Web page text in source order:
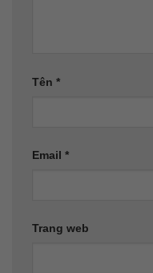
Tên *
Email *
Trang web